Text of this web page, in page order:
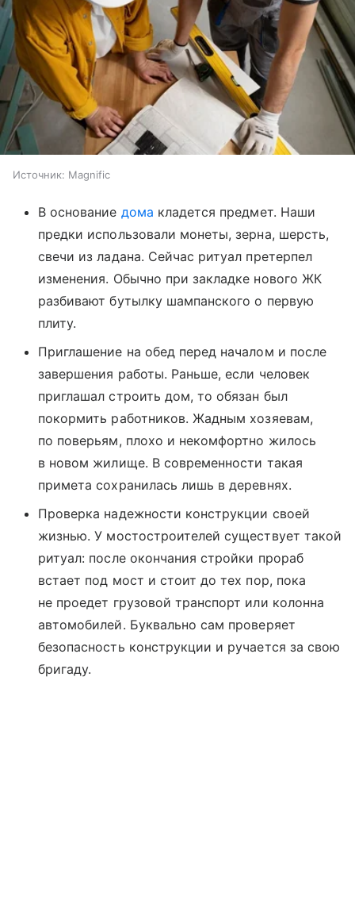
Источник: Magnific
В основание дома кладется предмет. Наши
предки использовали монеты, зерна, шерсть,
свечи из ладана. Сейчас ритуал претерпел
изменения. Обычно при закладке нового ЖК
разбивают бутылку шампанского о первую
плиту.
Приглашение на обед перед началом и после
завершения работы. Раньше, если человек
приглашал строить дом, то обязан был
покормить работников. Жадным хозяевам,
по поверьям, плохо и некомфортно жилось
в новом жилище. В современности такая
примета сохранилась лишь в деревнях.
Проверка надежности конструкции своей
жизнью. У мостостроителей существует такой
ритуал: после окончания стройки прораб
встает под мост и стоит до тех пор, пока
не проедет грузовой транспорт или колонна
автомобилей. Буквально сам проверяет
безопасность конструкции и ручается за свою
бригаду.